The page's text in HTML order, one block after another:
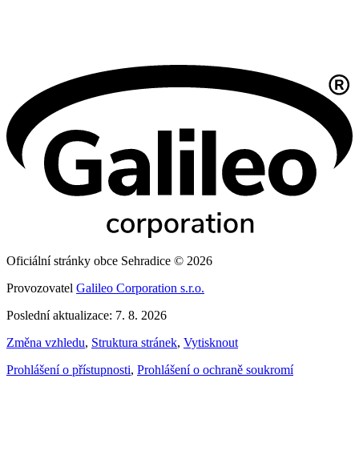
Oficiální stránky obce Sehradice © 2026
Provozovatel Galileo Corporation s.r.o.
Poslední aktualizace: 7. 8. 2026
Změna vzhledu, Struktura stránek, Vytisknout
Prohlášení o přístupnosti, Prohlášení o ochraně soukromí